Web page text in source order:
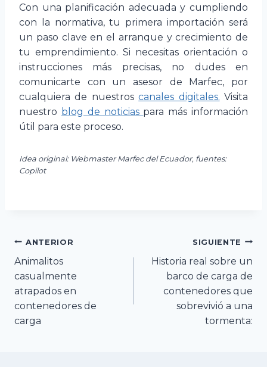
Con una planificación adecuada y cumpliendo
con la normativa, tu primera importación será
un paso clave en el arranque y crecimiento de
tu emprendimiento. Si necesitas orientación o
instrucciones más precisas, no dudes en
comunicarte con un asesor de Marfec, por
cualquiera de nuestroscanales digitales. Visita
nuestro blog de noticias para más información
útil para este proceso.
Idea original: Webmaster Marfec del Ecuador, fuentes:
Copilot
Navegación
de
entradas
ANTERIOR
Animalitos
casualmente
atrapados en
contenedores de
carga
SIGUIENTE
Historia real sobre un
barco de carga de
contenedores que
sobrevivió a una
tormenta: